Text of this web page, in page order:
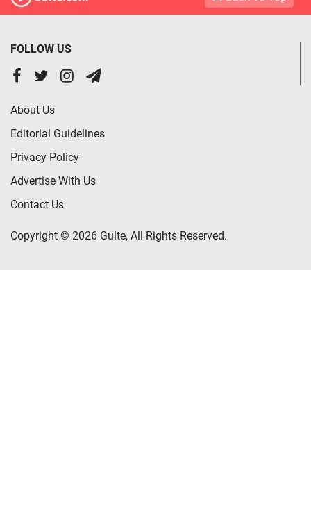
FOLLOW US
About Us
Editorial Guidelines
Privacy Policy
Advertise With Us
Contact Us
Copyright © 2026 Gulte, All Rights Reserved.